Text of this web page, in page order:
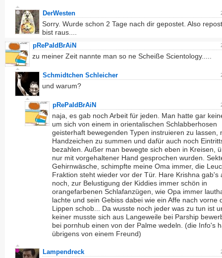
DerWesten
Sorry. Wurde schon 2 Tage nach dir gepostet. Also
bist raus....
pRePaIdBrAiN
zu meiner Zeit nannte man so ne Scheiße Scientology.....
Schmidtchen Schleicher
und warum?
pRePaIdBrAiN
naja, es gab noch Arbeit für jeden. Man hatte gar
um sich von einem in orientalischen Schlabberhosen
geisterhaft bewegenden Typen instruieren zu lassen,
Handzeichen zu summen und dafür auch noch
bezahlen. Außer man bewegte sich eben in Kreisen,
nur mit vorgehaltener Hand gesprochen wurden.
Gehirnwäsche, schimpfte meine Oma immer, die
Fraktion steht wieder vor der Tür. Hare Krishna gab's
noch, zur Belustigung der Kiddies immer schön in
orangefarbenen Schlafanzügen, wie Opa immer
lachte und sein Gebiss dabei wie ein Affe nach vorne
Lippen schob... Da wusste noch jeder was zu tun ist
keiner musste sich aus Langeweile bei Parship
bei pornhub einen von der Palme wedeln. (die Info's
übrigens von einem Freund)
Lampendreck